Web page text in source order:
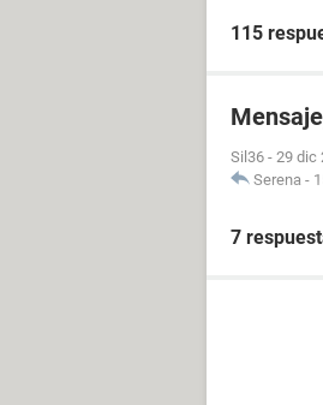
115
Sil36 - 29 dic
Serena -
7